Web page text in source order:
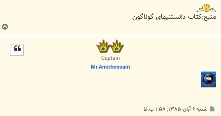
منبع:کتاب دانستنیهای گوناگون
Captain
Mr.Amirhessam
شنبه ۶ آبان ۱۳۸۵, ۱:۵۸ ب.ظ